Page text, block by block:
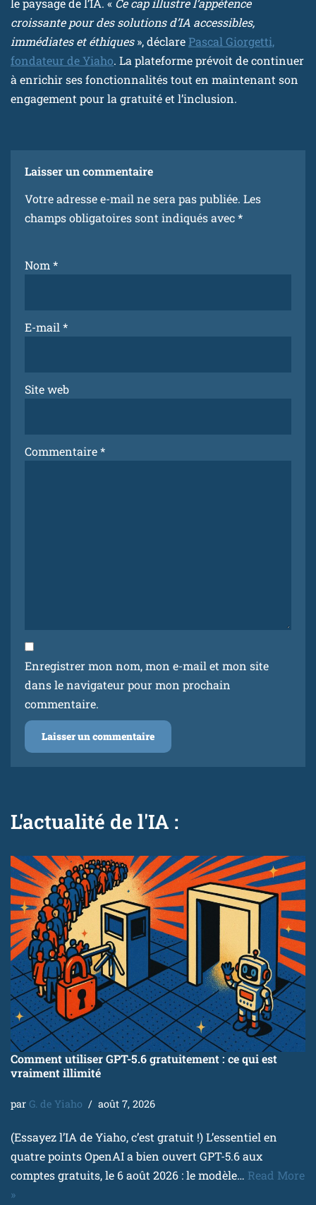
croissante pour des solutions d’IA accessibles,
immédiates et éthiques», déclare Pascal Giorgetti,
fondateur de Yiaho. La plateforme prévoit de continuer
à enrichir ses fonctionnalités tout en maintenant son
engagement pour la gratuité et l’inclusion.
Laisser un commentaire
Votre adresse e-mail ne sera pas publiée. Les
champs obligatoires sont indiqués avec*
Nom *
E-mail *
Site web
Commentaire*
Enregistrer mon nom, mon e-mail et mon site
dans le navigateur pour mon prochain
commentaire.
L'actualité de l'IA :
Comment utiliser GPT-5.6 gratuitement : ce qui est
vraiment illimité
par G. de Yiaho août 7, 2026
(Essayez l’IA de Yiaho, c’est gratuit !) L’essentiel en
quatre points OpenAI a bien ouvert GPT-5.6 aux
comptes gratuits, le 6 août 2026 : le modèle… Read More
»